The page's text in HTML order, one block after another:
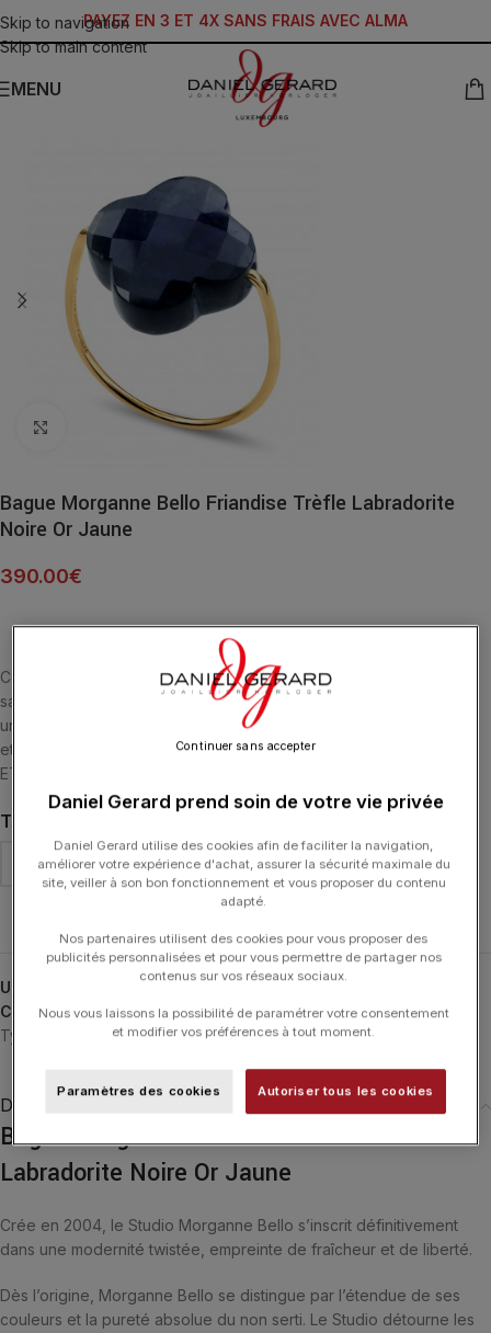
Skip to navigation
Skip to main content
PAYEZ EN 3 ET 4X SANS FRAIS AVEC ALMA
MENU
Click to enlarge
Bague Morganne Bello Friandise Trèfle Labradorite
Noire Or Jaune
390.00€
Cette collection emblématique met les pierres fines en majesté,
sans griffe, ni serti, au contact de la peau. La taille en « trèfle » est
un symbole de chance. La labradorite est la pierre de l’Imaginaire
et a des Vertus Protectrices . BAGUE OR JAUNE 18 CARATS
ETLABRADORITE NOIRE MULTI-FACETTÉE (7.65 CARATS)
TAILLE DE DOIGT
UGS :
1011YB159-46
Catégories : Bagues Bagues, Friandise, MORGANNE BELLO,
Typologies
Description
Bague Morganne Bello Friandise Trèfle
Labradorite Noire Or Jaune
Crée en 2004, le Studio Morganne Bello s’inscrit définitivement
dans une modernité twistée, empreinte de fraîcheur et de liberté.
Dès l’origine, Morganne Bello se distingue par l’étendue de ses
couleurs et la pureté absolue du non serti. Le Studio détourne les
Daniel Gerard prend soin de votre vie privée
Daniel Gerard utilise des cookies afin de faciliter la navigation,
améliorer votre expérience d'achat, assurer la sécurité maximale du
site, veiller à son bon fonctionnement et vous proposer du contenu
adapté.
Nos partenaires utilisent des cookies pour vous proposer des
publicités personnalisées et pour vous permettre de partager nos
contenus sur vos réseaux sociaux.
Nous vous laissons la possibilité de paramétrer votre consentement
et modifier vos préférences à tout moment.
Paramètres des cookies Autoriser tous les cookies
Continuer sans accepter